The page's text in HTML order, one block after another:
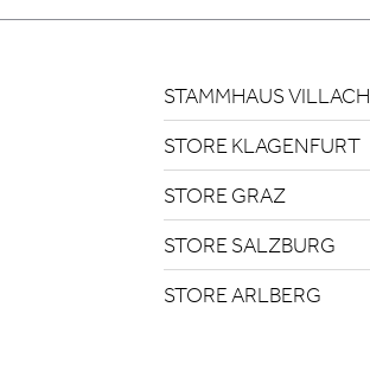
STAMMHAUS VILLACH
STORE KLAGENFURT
STORE GRAZ
STORE SALZBURG
STORE ARLBERG